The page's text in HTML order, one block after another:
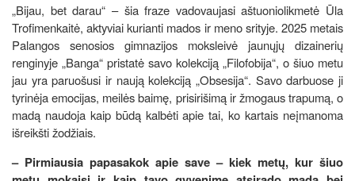
„Bijau, bet darau“ – šia fraze vadovaujasi aštuoniolikmetė Ūla
Trofimenkaitė, aktyviai kurianti mados ir meno srityje. 2025 metais
Palangos senosios gimnazijos moksleivė jaunųjų dizainerių
renginyje „Banga“ pristatė savo kolekciją „Filofobija“, o šiuo metu
jau yra paruošusi ir naują kolekciją „Obsesija“. Savo darbuose ji
tyrinėja emocijas, meilės baimę, prisirišimą ir žmogaus trapumą, o
madą naudoja kaip būdą kalbėti apie tai, ko kartais neįmanoma
išreikšti žodžiais.
– Pirmiausia papasakok apie save – kiek metų, kur šiuo